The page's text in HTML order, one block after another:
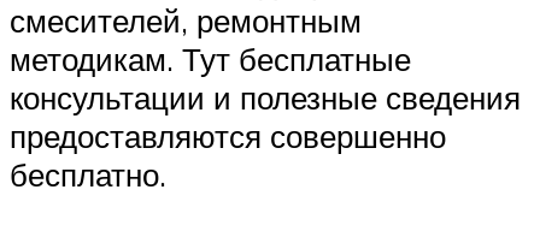
смесителей, ремонтным
методикам. Тут бесплатные
консультации и полезные сведения
предоставляются совершенно
бесплатно.